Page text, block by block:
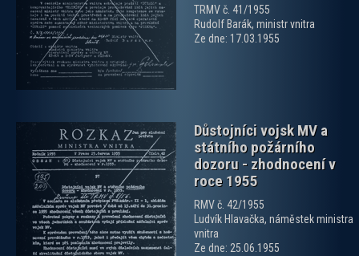
TRMV č. 41/1955
Rudolf Barák, ministr vnitra
Ze dne: 17.03.1955
Důstojníci vojsk MV a
státního požárního
dozoru - zhodnocení v
roce 1955
RMV č. 42/1955
Ludvík Hlavačka, náměstek ministra
vnitra
Ze dne: 25.06.1955
zobrazit PDF dokument